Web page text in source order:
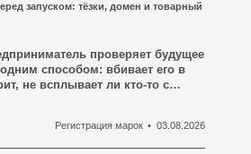
запуском: тёзки, домен и товарный
проверяет будущее
способом: вбивает его в
не всплывает ли кто-то с
первой странице. Если чужих
логотип, вывеску и сайт.
из-за которой потом
Регистрация марок 03.08.2026